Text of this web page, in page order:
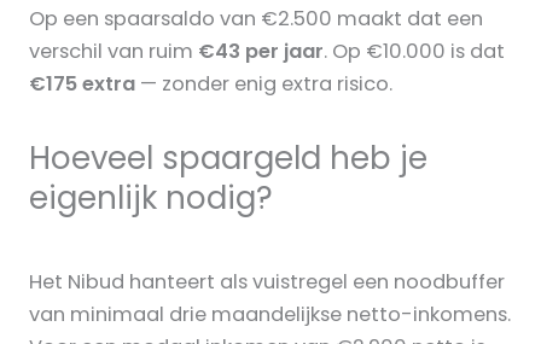
Op een spaarsaldo van €2.500 maakt dat een
verschil van ruim €43 per jaar. Op €10.000 is dat
€175 extra — zonder enig extra risico.
Hoeveel spaargeld heb je
eigenlijk nodig?
Het Nibud hanteert als vuistregel een noodbuffer
van minimaal drie maandelijkse netto-inkomens.